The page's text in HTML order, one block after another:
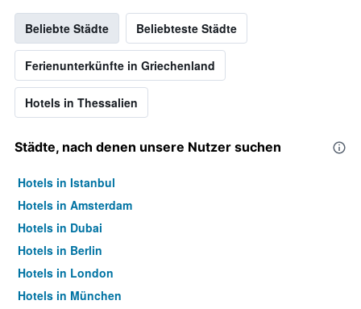
Beliebte Städte Beliebteste Städte
Ferienunterkünfte in Griechenland
Hotels in Thessalien
Städte, nach denen unsere Nutzer suchen
Hotels in Istanbul
Hotels in Amsterdam
Hotels in Dubai
Hotels in Berlin
Hotels in London
Hotels in München